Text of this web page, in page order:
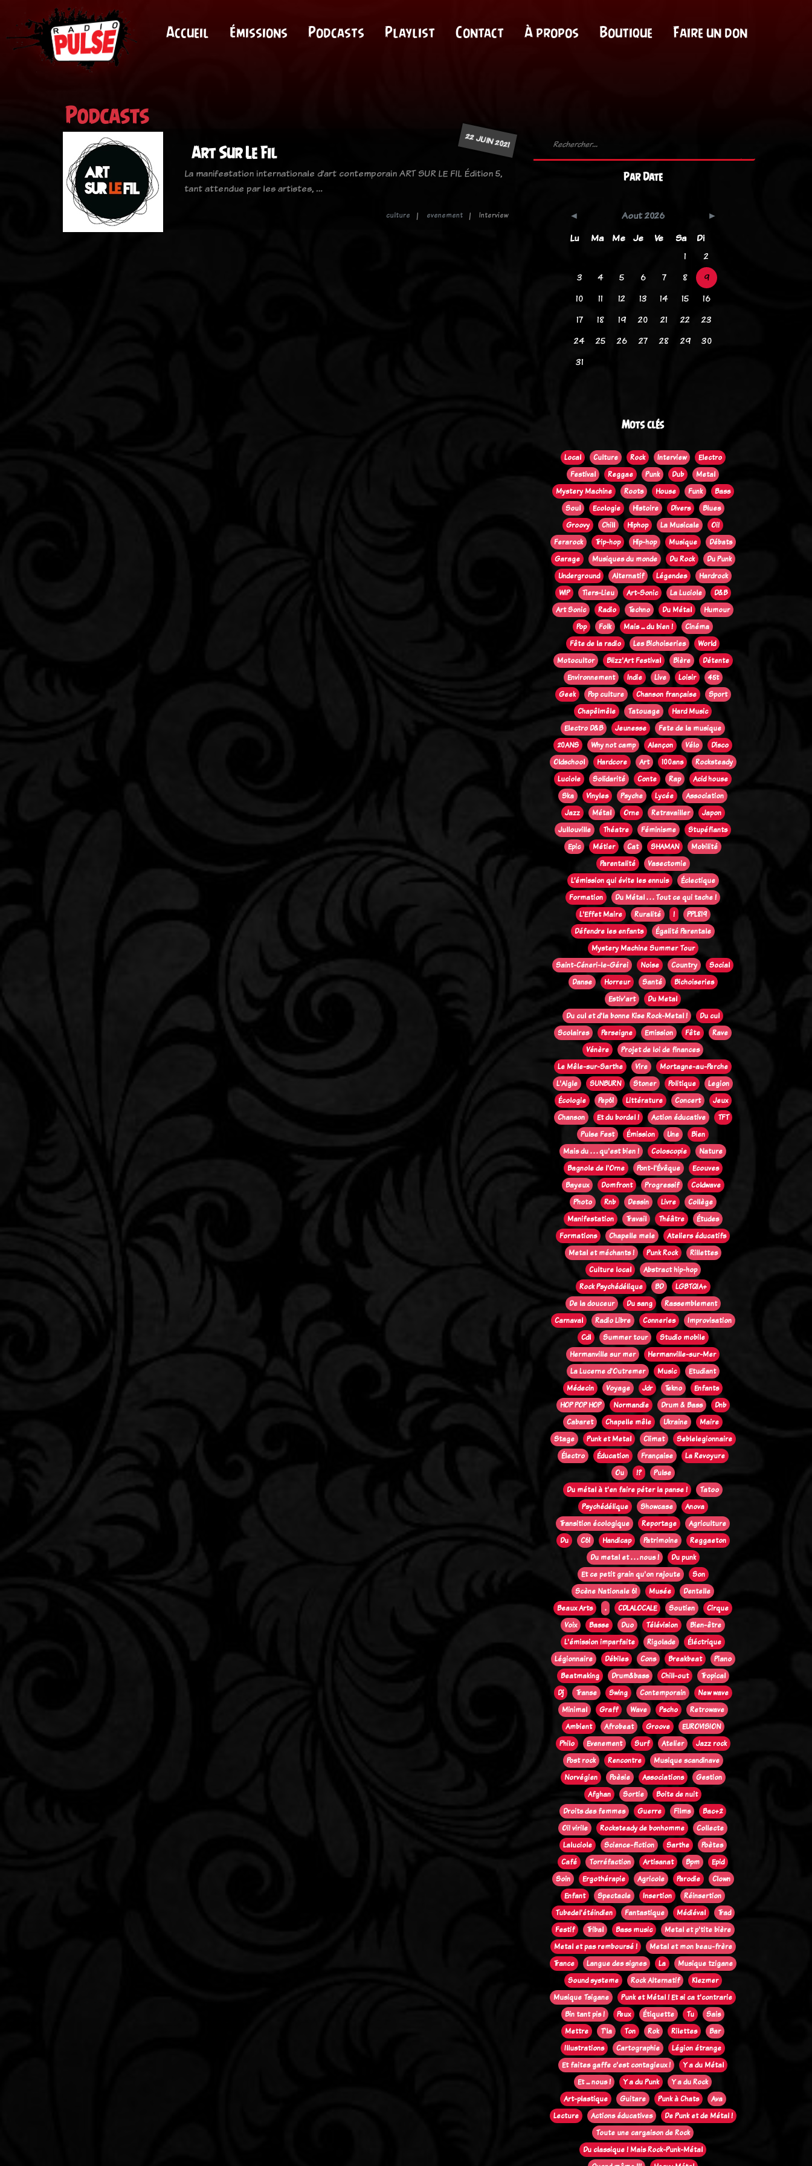
Accueil Émissions Podcasts Playlist Contact À propos Boutique Faire un don
Podcasts
22 JUIN 2021
Art Sur Le Fil
La manifestation internationale d’art contemporain ART SUR LE FIL Édition 5,
tant attendue par les artistes, …
culture evenement Interview
Par Date
Aout 2026
Lu
Ma Me Je Ve Sa
Di
1
2
3
4 5 6 7 8
9
10
11 12 13 14 15
16
17
18 19 20 21 22
23
24
25 26 27 28 29
30
31
Mots clés
Local Culture Rock Interview
Electro
Festival
Reggae Punk Dub
Metal
Mystery Machine
Roots House Funk
Bass
Soul
Ecologie Histoire Divers
Blues
Groovy
Chill Hiphop La Musicale
Oi!
Ferarock
Trip-hop Hip-hop Musique
Débats
Garage
Musiques du monde Du Rock
Du Punk
Underground
Alternatif Légendes
Hardrock
WIP
Tiers-Lieu Art-Sonic La Luciole
D&B
Art Sonic
Radio Techno Du Métal
Humour
Pop
Folk Mais ... du bien !
Cinéma
Fête de la radio
Les Bichoiseries
World
Motocultor
Blizz'Art Festival Bière
Détente
Environnement
Indie Live Loisir
45t
Geek
Pop culture Chanson française
Sport
Chapêlmêle
Tatouage
Hard Music
Electro D&B
Jeunesse
Fete de la musique
20ANS
Why not camp Alençon Vélo
Disco
Oldschool
Hardcore Art 100ans
Rocksteady
Luciole
Solidarité Conte Rap
Acid house
Ska
Vinyles Psyche Lycée
Association
Jazz
Métal Orne Retravailler
Japon
Jullouville
Théatre Féminisme
Stupéfiants
Epic
Métier Cat SHAMAN
Mobilité
Parentalité
Vasectomie
L’émission qui évite les ennuis
Éclectique
Formation
Du Métal . . . Tout ce qui tache !
L'Effet Maire
Ruralité !
PPL819
Défendre les enfants
Égalité Parentale
Mystery Machine Summer Tour
Saint-Céneri-le-Gérei
Noise Country
Social
Danse
Horreur Santé
Bichoiseries
Estiv'art
Du Metal
Du cul et d'la bonne Kise Rock-Metal !
Du cul
Scolaires
Perseigne Emission Fête
Rave
Vénère
Projet de loi de finances
Le Mêle-sur-Sarthe
Vire
Mortagne-au-Perche
L'Aigle
SUNBURN Stoner Politique
Legion
Écologie
Pep61 Littérature Concert
Jeux
Chanson
Et du bordel ! Action éducative
TFT
Pulse Fest
Émission Une
Bien
Mais du . . . qu'est bien !
Coloscopie
Nature
Bagnole de l'Orne
Pont-l'Évêque
Ecouves
Bayeux
Domfront Progressif
Coldwave
Photo
Rnb Dessin Livre
Collège
Manifestation
Travail Théâtre
Études
Formations
Chapelle mele
Ateliers éducatifs
Metal et méchants !
Punk Rock
Rillettes
Culture local
Abstract hip-hop
Rock Psychédélique
BD
LGBTQIA+
De la douceur
Du sang
Rassemblement
Carnaval
Radio Libre Conneries
Improvisation
Cdl
Summer tour
Studio mobile
Hermanville sur mer
Hermanville-sur-Mer
La Lucerne d'Outremer
Music
Etudiant
Médecin
Voyage Jdr Tekno
Enfants
HOP POP HOP
Normandie Drum & Bass
Dnb
Cabaret
Chapelle mêle Ukraine
Maire
Stage
Punk et Metal Climat
Seblelegionnaire
Électro
Éducation Française
La Revoyure
Ou
!?
Pulse
Du métal à t'en faire péter la panse !
Tatoo
Psychédélique
Showcase
Anova
Transition écologique
Reportage
Agriculture
Du
C61 Handicap Patrimoine
Reggaeton
Du metal et . . . nous !
Du punk
Et ce petit grain qu'on rajoute
Son
Scène Nationale 61
Musée
Dentelle
Beaux Arts
. CDLALOCALE Soutien
Cirque
Voix
Basse Duo Télévision
Bien-être
L'émission imparfaite
Rigolade
Éléctrique
Légionnaire
Débiles Cons Breakbeat
Piano
Beatmaking
Drum&bass Chill-out
Tropical
Dj
Transe Swing Contemporain
New wave
Minimal
Graff Wave Pscho
Retrowave
Ambient
Afrobeat Groove
EUROVISION
Philo
Evenement Surf Atelier
Jazz rock
Post rock
Rencontre
Musique scandinave
Norvégien
Poèsie Associations
Gestion
Afghan
Sortie
Boite de nuit
Droits des femmes
Guerre Films
Bac+2
Oi! virile
Rocksteady de bonhomme
Collecte
Laluciole
Science-fiction Sarthe
Poètes
Café
Torréfaction Artisanat Bpm
Epid
Soin
Ergothérapie Agricole Parodie
Clown
Enfant
Spectacle Insertion
Réinsertion
Tubedel'étéindien
Fantastique Médiéval
Trad
Festif
Tribal Bass music
Metal et p'tite bière
Metal et pas remboursé !
Metal et mon beau-frère
Trance
Langue des signes La
Musique tzigane
Sound systeme
Rock Alternatif
Klezmer
Musique Tsigane
Punk et Métal ! Et si ca t'contrarie
Bin tant pis !
Peux Étiquette Tu
Sais
Mettre
T'la Ton Rok Rilettes
Bar
Illustrations
Cartographie
Légion étrange
Et faites gaffe c'est contagieux !
Y a du Métal
Et ... nous !
Y a du Punk
Y a du Rock
Art-plastique
Guitare Punk à Chats
Ava
Lecture
Actions éducatives
De Punk et de Métal !
Toute une cargaison de Rock
Du classique ! Mais Rock-Punk-Métal